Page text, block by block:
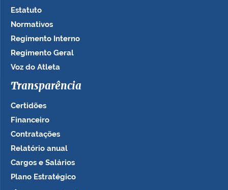
Estatuto
Normativos
Regimento Interno
Regimento Geral
Voz do Atleta
Transparência
Certidões
Financeiro
Contratações
Relatório anual
Cargos e Salários
Plano Estratégico